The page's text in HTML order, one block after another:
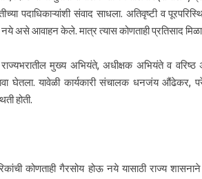
पदाधिकाऱ्यांशी संवाद साधला. अतिवृष्टी व
असे आवाहन केले. मात्र त्यास कोणताही प्रतिसाद
मुख्य अभियंते, अधीक्षक अभियंते व वरिष्ठ
घेतला. यावेळी कार्यकारी संचालक धनजंय औंढेकर,
होती.
कोणताही गैरसोय होऊ नये यासाठी राज्य शासनाने